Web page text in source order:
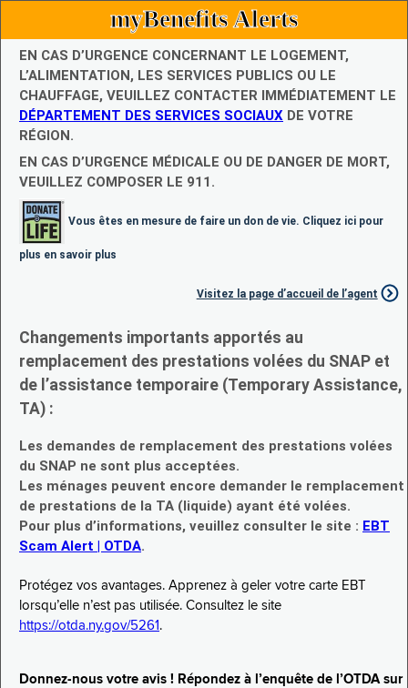
myBenefits Alerts
EN CAS D’URGENCE CONCERNANT LE LOGEMENT,
L’ALIMENTATION, LES SERVICES PUBLICS OU LE
CHAUFFAGE, VEUILLEZ CONTACTER IMMÉDIATEMENT LE
DÉPARTEMENT DES SERVICES SOCIAUX DE VOTRE
RÉGION.
EN CAS D’URGENCE MÉDICALE OU DE DANGER DE MORT,
VEUILLEZ COMPOSER LE 911.
Vous êtes en mesure de faire un don de vie. Cliquez ici pour
plus en savoir plus
Visitez la page d’accueil de l’agent
Changements importants apportés au
remplacement des prestations volées du SNAP et
de l’assistance temporaire (Temporary Assistance,
TA) :
Les demandes de remplacement des prestations volées
du SNAP ne sont plus acceptées.
Les ménages peuvent encore demander le remplacement
de prestations de la TA (liquide) ayant été volées.
Pour plus d’informations, veuillez consulter le site : EBT
Scam Alert | OTDA.
Protégez vos avantages. Apprenez à geler votre carte EBT
lorsqu’elle n’est pas utilisée. Consultez le site
https://otda.ny.gov/5261 .
Donnez-nous votre avis ! Répondez à l’enquête de l’OTDA sur